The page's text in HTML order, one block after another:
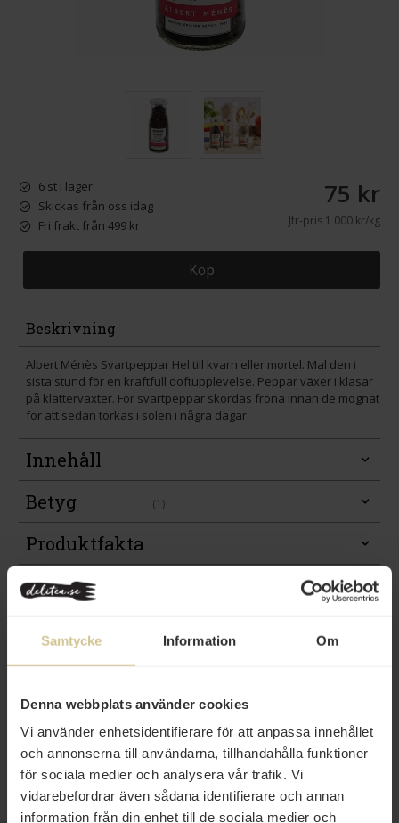
Samtycke Information Om
Denna webbplats använder cookies
Vi använder enhetsidentifierare för att anpassa innehållet
och annonserna till användarna, tillhandahålla funktioner
för sociala medier och analysera vår trafik. Vi
vidarebefordrar även sådana identifierare och annan
information från din enhet till de sociala medier och
6 st i lager
Skickas från oss idag
Fri frakt från 499 kr
75 kr
Jfr-pris1 000 kr/kg
Köp
Beskrivning
Albert Ménès Svartpeppar Hel till kvarn eller mortel. Mal den i
sista stund för en kraftfull doftupplevelse. Peppar växer i klasar
på klätterväxter. För svartpeppar skördas fröna innan de mognat
för att sedan torkas i solen i några dagar.
Innehåll
Betyg
(1)
Produktfakta
Prishistorik
Andra köper även